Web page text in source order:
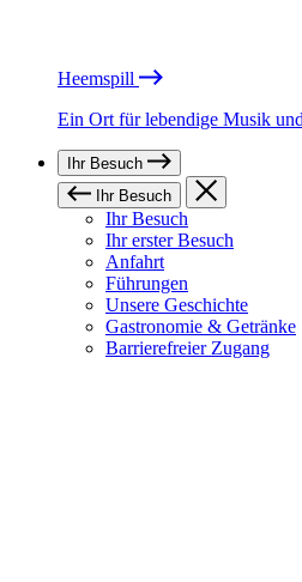
Heemspill
Ein Ort für lebendige Musik
Ihr Besuch
Ihr Besuch
Ihr Besuch
Ihr erster Besuch
Anfahrt
Führungen
Unsere Geschichte
Gastronomie & Getränke
Barrierefreier Zugang